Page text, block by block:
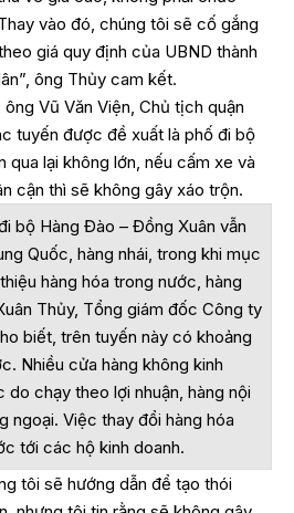
vào đó, chúng tôi sẽ cố gắng
giá quy định của UBND thành
ông Thủy cam kết.
Vũ Văn Viện, Chủ tịch quận
tuyến được đề xuất là phố đi bộ
qua lại không lớn, nếu cấm xe và
cận thì sẽ không gây xáo trộn.
bộ Hàng Đào – Đồng Xuân vẫn
Quốc, hàng nhái, trong khi mục
hàng hóa trong nước, hàng
Thủy, Tổng giám đốc Công ty
biết, trên tuyến này có khoảng
Nhiều cửa hàng không kinh
do chạy theo lợi nhuận, hàng nội
ngoại. Việc thay đổi hàng hóa
tới các hộ kinh doanh.
tôi sẽ hướng dẫn để tạo thói